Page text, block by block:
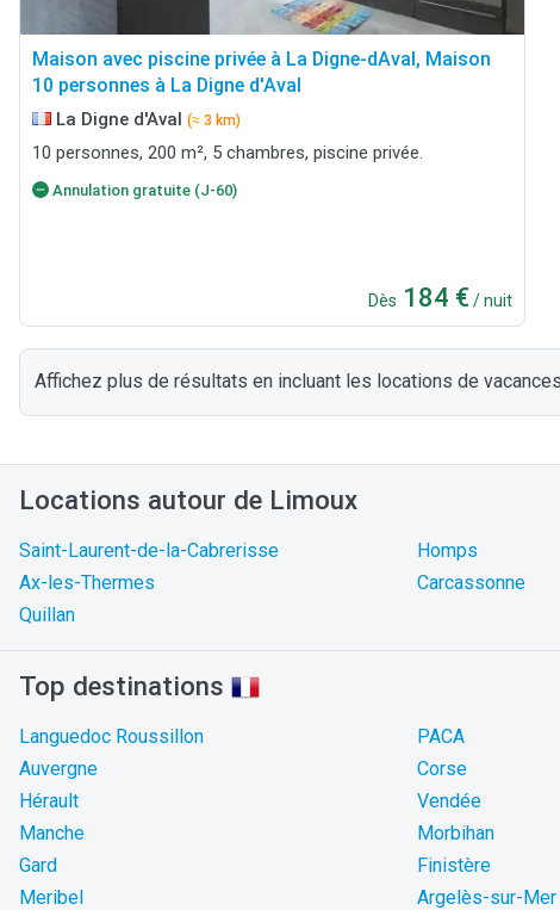
Maison avec piscine privée à La Digne-dAval, Maison
10 personnes à La Digne d'Aval
La Digne d'Aval (≈ 3 km)
10 personnes, 200 m², 5 chambres, piscine privée.
Annulation gratuite (J-60)
Dès 184 € / nuit
Affichez plus de résultats en incluant les locations de
Locations autour de Limoux
Saint-Laurent-de-la-Cabrerisse Homps
Ax-les-Thermes
Carcassonne
Quillan
Top destinations
Languedoc Roussillon PACA
Auvergne
Corse
Hérault
Vendée
Manche
Morbihan
Gard
Finistère
Meribel
Argelès-sur-Mer